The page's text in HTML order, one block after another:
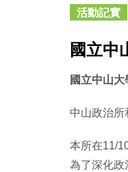
活動記實
國立中
國立中山
中山政治所
本所在11/
為了深化政